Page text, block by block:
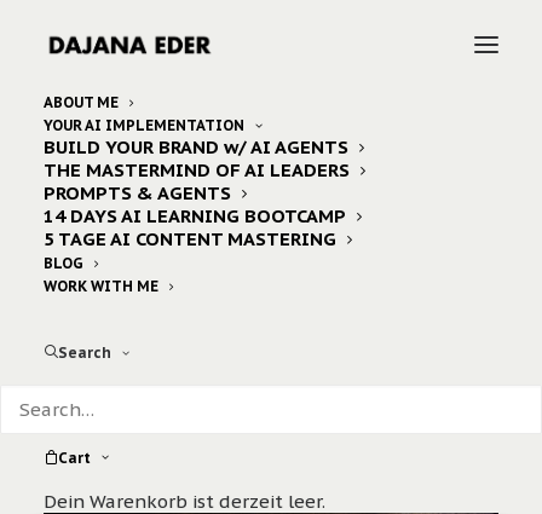
ABOUT ME
YOUR AI IMPLEMENTATION
BUILD YOUR BRAND w/ AI AGENTS
THE MASTERMIND OF AI LEADERS
PROMPTS & AGENTS
14 DAYS AI LEARNING BOOTCAMP
5 TAGE AI CONTENT MASTERING
BLOG
WORK WITH ME
Search
Cart
Dein Warenkorb ist derzeit leer.
Home Posts Tagged "oil"